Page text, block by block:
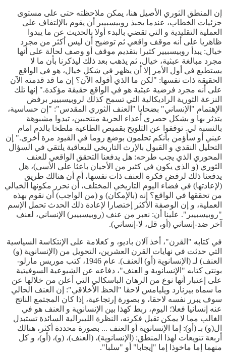
إن المنطق الثوري الأصيل هنا، يمكن ملاحظته حتى على مستوى
جزئيات الخطاب، عندما يحبذ روبيسبيير أن يقوم بالإلتفاف على
العملية التقليدية و التي تقضي بالبدء أولا بالحديث عن ما يبدوا
ظاهريا على أنه موقف واقعي ثم توضيح أن ليس أكثر من مجرد
خيال: يبدأ روبيسبيير كثيرا بتقديم موقف أو وصف لحالة على أنها
مجرد مبالغة عبثية، خيال، ثم يذهب بعد ذلك ليذكرنا بأن ما لا
يستطيع في أول الأمر إلا أن يظهر في شكل خيال، هو في الواقع
الحقيقة ذات نفسها: "لكن ما الذي أقوله الآن؟ إن ما قد قدمته الآن
على أنه مجرد فرضية عبثية هو في الواقع حقيقة مؤكدة." إنها تلك
النزعة الثورية الراديكالية التي تسمح كذلك لروبيسبيير برفض
الإهتمام "الإنساني" بضحايا "العنف الثوري المقدس": "إن حساسية،
يتدثر بها و بشكل حصري أعداء الحرية منتحبين، تبدوا مشبوهة
بالنسبة لي. توقفوا عن التلويح بقميص الطاغية ملطخا بالدم امام
عيني أو سأؤمن بأنكم تحلمون بوضع روما في القيود مرة أخرى." إن
التحليل النقدي و القبول بالإرث التاريخي لليعاقبة يلتقي في السؤال
المحوري الذي يجب طرحه: هل يدفعنا التحقق الواقعي للعنف
الثوري (و الذي يكون في كثير من الأحيان باعثا على الأسى)، هل
يدفعنا ذلك لرفض فكرة العنف ذات نفسها، أم أن هنالك طريق
(لإعادتها) في فضاء اليوم التاريخي المختلف، أن نحرر مكونها الخيالي
من تحققها في الواقع؟ إنه (بالإمكان) و (من الواجب) أن نقوم بهذه
العملية، و إن الوصفة الأكثر إختصارا لإعادة ذلك الحدث تحمل الإسم
"روبيسبيير". علينا أن: نعبر من عنف (روبيسبيير) الإنساني، لعنف
آخر ضد-إنساني (أو، قل، لا-إنساني).
في كتابه "القرن"، أخذ آلان باديو، و كعلامة على الإنتكاسة السياسية
التي حدثت في نهايات القرن العشرين، التحويل من (الإنسانوية (و)
العنف) لـ (الإنسانوية (أو) العنف). عام 1946، كتب موريس مارلو-
بونتي كتابه "الإنسانوية و العنف"، دفاعه عن الشيوعية السوفيتية
على إعتبار أنها نوع من الرهان الباسكالي التي أعلن من خلالها عن
ما سماه بيرنارد ويليامس لاحقا "الحظ الأخلاقي": إن العنف الحالي
سوف يبرر نفسه لاحقا، و بصورة إرتجاعية، إذا كان المجتمع الناتج
عنه إنسانيا فعلا؛ اليوم، ربط كهذا بين الإنسانوية و العنف هو في
الغالب مما لا يمكن تقبل فكرته، النظرة الليبرالية السائدة تستبدل
ال(و) بـ (أو): إما الإنسانوية أو العنف ... بصورة محددة أكثر، هنالك
أربعة تنويعات لهذا المنطق: (الإنسانوية)، (العنف)، (و)، (أو)، و كل
منهما إما ماخوذا إما "إيجابا" أو "سلبا".